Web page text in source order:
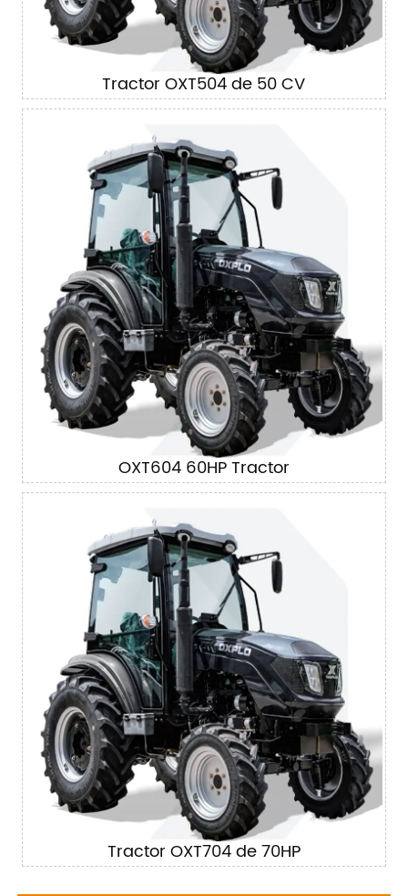
Tractor OXT504 de 50 CV
OXT604 60HP Tractor
Tractor OXT704 de 70HP